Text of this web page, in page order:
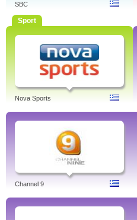
SBC
Sport
Nova Sports
Channel 9